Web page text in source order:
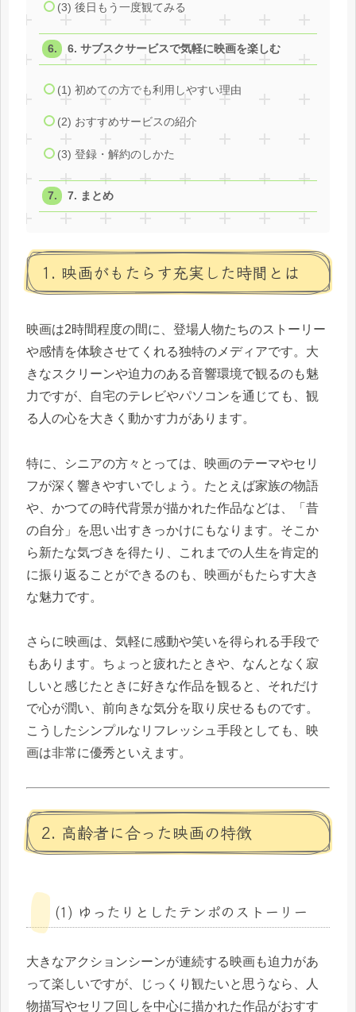
(3) 後日もう一度観てみる
6. サブスクサービスで気軽に映画を楽しむ
(1) 初めての方でも利用しやすい理由
(2) おすすめサービスの紹介
(3) 登録・解約のしかた
7. まとめ
1. 映画がもたらす充実した時間とは
映画は2時間程度の間に、登場人物たちのストーリー
や感情を体験させてくれる独特のメディアです。大
きなスクリーンや迫力のある音響環境で観るのも魅
力ですが、自宅のテレビやパソコンを通じても、観
る人の心を大きく動かす力があります。
特に、シニアの方々とっては、映画のテーマやセリ
フが深く響きやすいでしょう。たとえば家族の物語
や、かつての時代背景が描かれた作品などは、「昔
の自分」を思い出すきっかけにもなります。そこか
ら新たな気づきを得たり、これまでの人生を肯定的
に振り返ることができるのも、映画がもたらす大き
な魅力です。
さらに映画は、気軽に感動や笑いを得られる手段で
もあります。ちょっと疲れたときや、なんとなく寂
しいと感じたときに好きな作品を観ると、それだけ
で心が潤い、前向きな気分を取り戻せるものです。
こうしたシンプルなリフレッシュ手段としても、映
画は非常に優秀といえます。
2. 高齢者に合った映画の特徴
(1) ゆったりとしたテンポのストーリー
大きなアクションシーンが連続する映画も迫力があ
って楽しいですが、じっくり観たいと思うなら、人
物描写やセリフ回しを中心に描かれた作品がおすす